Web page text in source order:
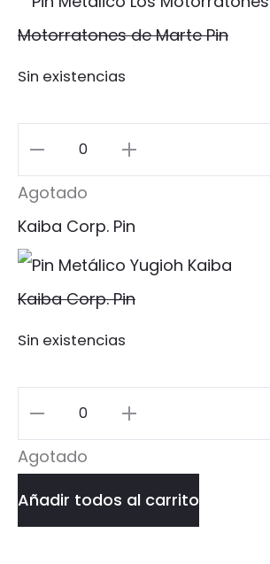
cantidad
Motorratones de Marte Pin
Sin existencias
Motorratones
de
Pin
Agotado
Kaiba Corp. Pin
Kaiba Corp. Pin
Sin existencias
Kaiba
Corp.
Pin
cantidad
Agotado
Añadir todos al carrito